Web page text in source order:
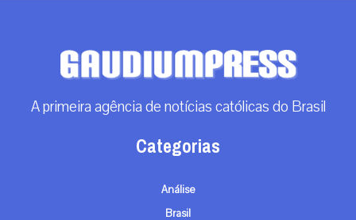
A primeira agência de notícias católicas do Brasil
Categorias
Análise
Brasil